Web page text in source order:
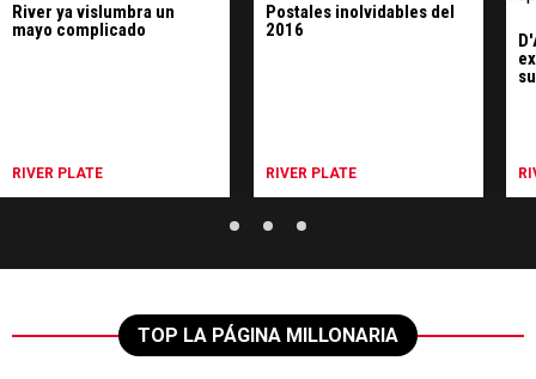
River ya vislumbra un
mayo complicado
RIVER PLATE
Postales inolvidables del
2016
RIVER PLATE
TOP LA PÁGINA MILLONARIA